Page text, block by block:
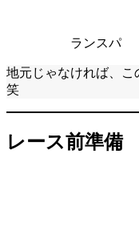
ランスパ
地元じゃなければ、
笑
レース前準備